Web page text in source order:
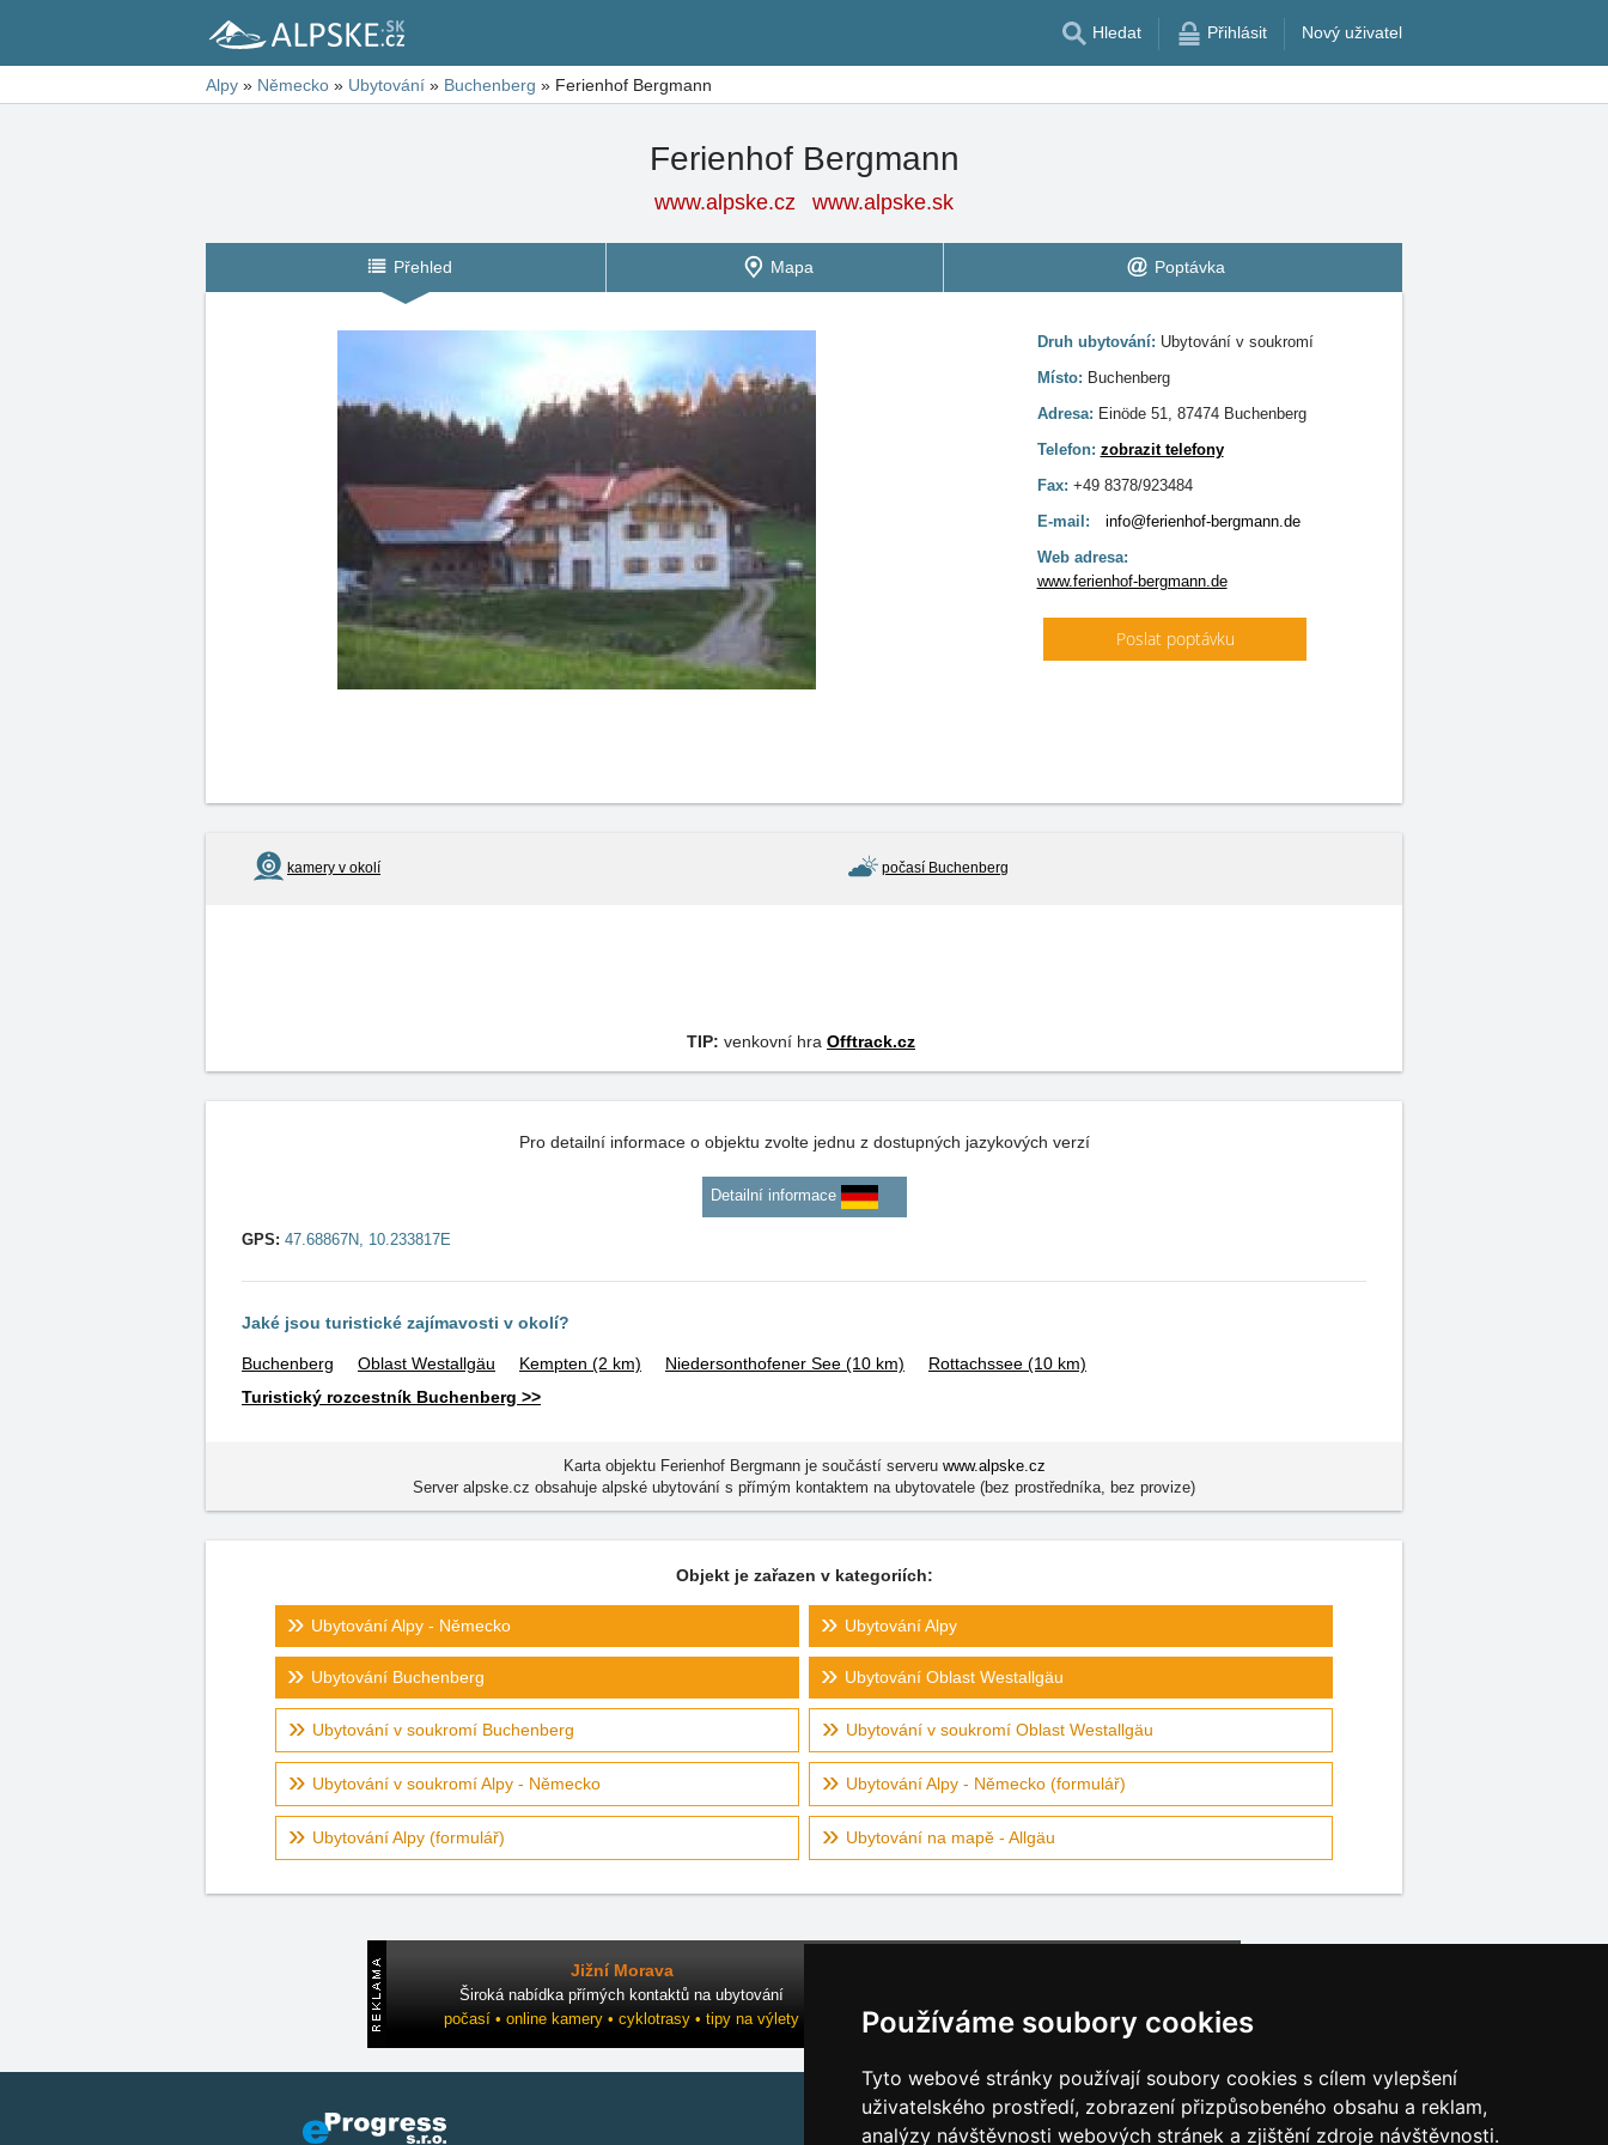
Používáme soubory cookies
Tyto webové stránky používají soubory cookies s cílem vylepšení
uživatelského prostředí, zobrazení přizpůsobeného obsahu a reklam,
analýzy návštěvnosti webových stránek a zjištění zdroje návštěvnosti.
Hledat Přihlásit Nový uživatel
Alpy » Německo » Ubytování » Buchenberg » Ferienhof Bergmann
Ferienhof Bergmann
www.alpske.cz www.alpske.sk
Přehled Mapa Poptávka
Druh ubytování: Ubytování v soukromí
Místo: Buchenberg
Adresa: Einöde 51, 87474 Buchenberg
Telefon: zobrazit telefony
Fax: +49 8378/923484
E-mail:
info@ferienhof-bergmann.de
Web adresa:
www.ferienhof-bergmann.de
Poslat poptávku
kamery v okolí počasí Buchenberg
TIP: venkovní hra Offtrack.cz
Pro detailní informace o objektu zvolte jednu z dostupných jazykových verzí
Detailní informace
GPS: 47.68867N, 10.233817E
Jaké jsou turistické zajímavosti v okolí?
Buchenberg Oblast Westallgäu Kempten (2 km) Niedersonthofener See (10 km) Rottachssee (10 km)
Turistický rozcestník Buchenberg >>
Karta objektu Ferienhof Bergmann je součástí serveru www.alpske.cz
Server alpske.cz obsahuje alpské ubytování s přímým kontaktem na ubytovatele (bez prostředníka, bez provize)
Objekt je zařazen v kategoriích:
Ubytování Alpy - Německo Ubytování Alpy
Ubytování Buchenberg Ubytování Oblast Westallgäu
Ubytování v soukromí Buchenberg Ubytování v soukromí Oblast Westallgäu
Ubytování v soukromí Alpy - Německo Ubytování Alpy - Německo (formulář)
Ubytování Alpy (formulář) Ubytování na mapě - Allgäu
Jižní Morava
Široká nabídka přímých kontaktů na ubytování
počasí • online kamery • cyklotrasy • tipy na výlety
Katalog ubytování